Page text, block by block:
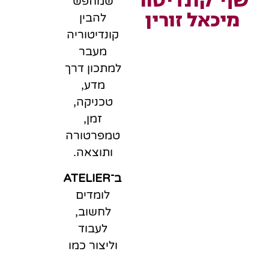
מיכאל זורין
להבין
קונדיטוריה
מעבר
למתכון דרך
מדע,
טכניקה,
זמן,
טמפרטורה
ותוצאה.
ב־ATELIER
לומדים
לחשוב,
לעבוד
וליצור כמו